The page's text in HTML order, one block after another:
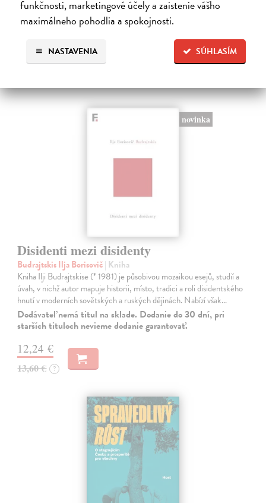
funkčnosti, marketingové účely a zaistenie vášho
maximálneho pohodlia a spokojnosti.
SÚHLASÍM
NASTAVENIA
Ďalšie z kategórie politológia
novinka
Disidenti mezi disidenty
Budrajtskis Ilja Borisovič| Kniha
Kniha Ilji Budrajtskise (* 1981) je působivou mozaikou esejů, studií a
úvah, v nichž autor mapuje historii, místo, tradici a roli disidentského
hnutí v moderních sovětských a ruských dějinách. Nabízí však…
Dodávateľ nemá titul na sklade. Dodanie do 30 dní, pri
starších tituloch nevieme dodanie garantovať.
12,24 €
13,60 € ?